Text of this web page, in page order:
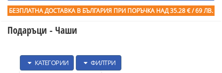
БЕЗПЛАТНА ДОСТАВКА В БЪЛГАРИЯ ПРИ ПОРЪЧКА НАД 35.28 € / 69 ЛВ.
Подаръци - Чаши
КАТЕГОРИИ ФИЛТРИ